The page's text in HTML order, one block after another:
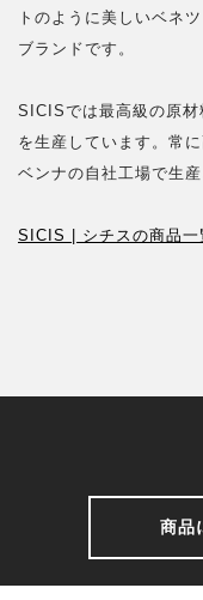
トのように美しいベネ
ブランドです。
SICISでは最高級の原材
を生産しています。常
ベンナの自社工場で生産
SICIS | シチスの商品
商品